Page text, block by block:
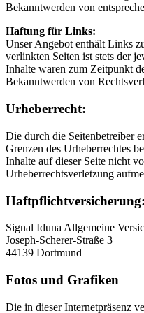
Bekanntwerden von
Haftung für Links:
Unser Angebot enthält Links
verlinkten Seiten ist stets der
Inhalte waren zum Zeitpunkt
Bekanntwerden von
Urheberrecht:
Die durch die Seitenbetreiber
Grenzen des Urheberrechtes
Inhalte auf dieser Seite nicht
Urheberrechtsverletzung
Haftpflichtversicherung:
Signal Iduna Allgemeine
Joseph-Scherer-Straße 3
44139 Dortmund
Fotos und Grafiken
Die in dieser Internetpräsenz